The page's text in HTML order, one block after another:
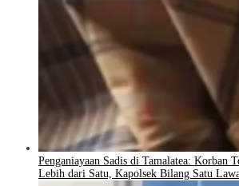
Penganiayaan Sadis di Tamalatea: Korban
Lebih dari Satu, Kapolsek Bilang Satu